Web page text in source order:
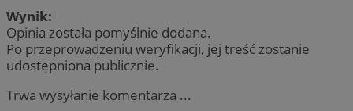
Wynik:
Opinia została pomyślnie dodana.
Po przeprowadzeniu weryfikacji, jej treść zostanie
udostępniona publicznie.
Trwa wysyłanie komentarza ...